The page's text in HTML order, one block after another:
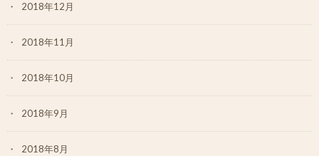
2018年12月
2018年11月
2018年10月
2018年9月
2018年8月